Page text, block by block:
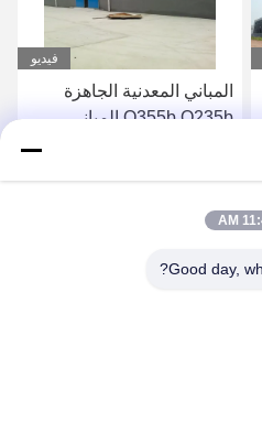
فيديو
المباني المعدنية الجاهزة
Q355b Q235b المباني
Good day,